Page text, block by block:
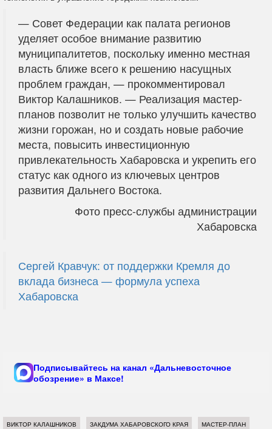
— Совет Федерации как палата регионов
уделяет особое внимание развитию
муниципалитетов, поскольку именно местная
власть ближе всего к решению насущных
проблем граждан, — прокомментировал
Виктор Калашников. — Реализация мастер-
планов позволит не только улучшить качество
жизни горожан, но и создать новые рабочие
места, повысить инвестиционную
привлекательность Хабаровска и укрепить его
статус как одного из ключевых центров
развития Дальнего Востока.
Фото пресс-службы администрации
Хабаровска
Сергей Кравчук: от поддержки Кремля до
вклада бизнеса — формула успеха
Хабаровска
Подписывайтесь на канал «Дальневосточное
обозрение» в Максе!
ВИКТОР КАЛАШНИКОВ ЗАКДУМА ХАБАРОВСКОГО КРАЯ МАСТЕР-ПЛАН